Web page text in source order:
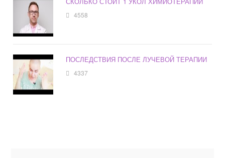
4558
ПОСЛЕДСТВИЯ ПОСЛЕ ЛУЧЕВОЙ ТЕРАПИИ
4337